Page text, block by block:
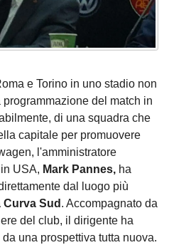
e Torino in uno stadio non
del match in
di una squadra che
capitale per promuovere
l'amministratore
USA, Mark Pannes, ha
dal luogo più
Curva Sud . Accompagnato da
del club, il dirigente ha
una prospettiva tutta nuova.